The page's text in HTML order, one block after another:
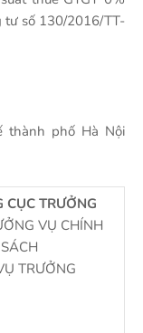
số 130/2016/TT-
thành phố Hà Nội
CỤC TRƯỞNG
VỤ CHÍNH
SÁCH
TRƯỞNG